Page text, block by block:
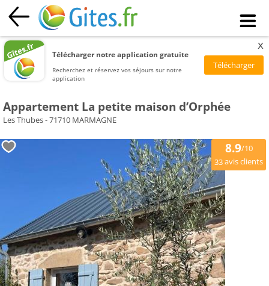
Télécharger notre application gratuite
Recherchez et réservez vos séjours sur notre
application
x
Appartement La petite maison d’Orphée
Les Thubes - 71710 MARMAGNE
8.9/10
33avis clients